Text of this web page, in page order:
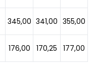
345,00 341,00 355,00
176,00 170,25 177,00